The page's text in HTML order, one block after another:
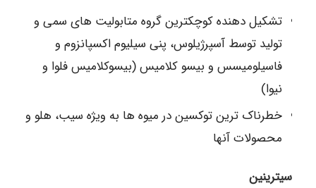
تشکیل دهنده کوچکترین گروه متابولیت های سمی و
تولید توسط آسپرژیلوس، پنی سیلیوم اکسپانزوم و
فاسیلومیسس و بیسو کلامیس (بیسوکلامیس فلوا و
نیوا)
خطرناک ترین توکسین در میوه ها به ویژه سیب، هلو و
محصولات آنها
سیترینین